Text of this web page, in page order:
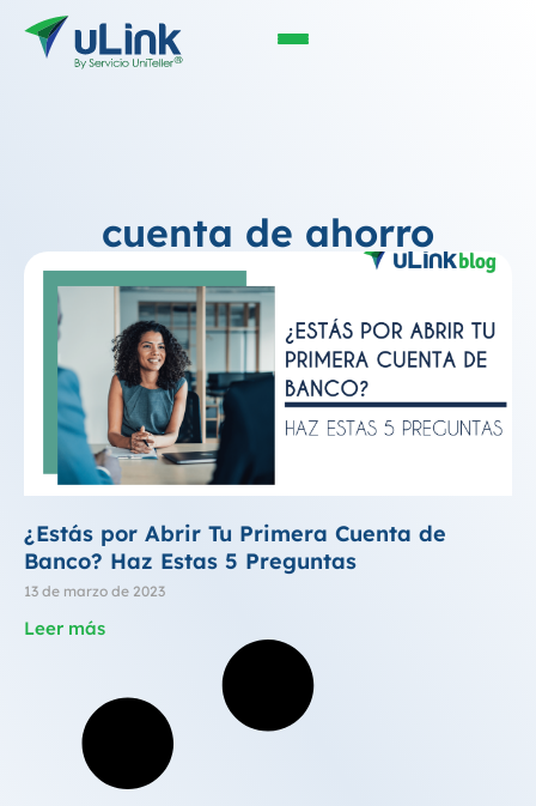
cuenta de ahorro
¿Estás por Abrir Tu Primera Cuenta de
Banco? Haz Estas 5 Preguntas
13 de marzo de 2023
Leer más